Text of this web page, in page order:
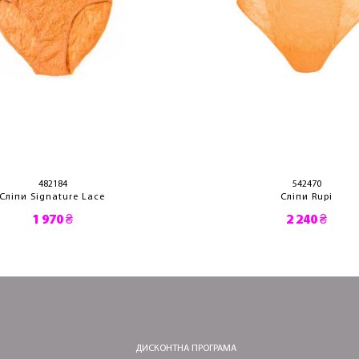
482184
Сліпи Signature Lace
1 970 ₴
542470
Сліпи Rupi
2 240 ₴
ДИСКОНТНА ПРОГРАМА